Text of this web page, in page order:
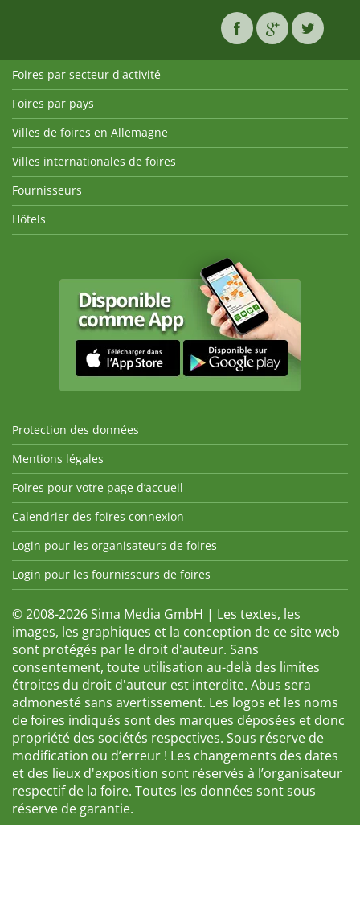
Foires par secteur d'activité
Foires par pays
Villes de foires en Allemagne
Villes internationales de foires
Fournisseurs
Hôtels
Protection des données
Mentions légales
Foires pour votre page d’accueil
Calendrier des foires connexion
Login pour les organisateurs de foires
Login pour les fournisseurs de foires
© 2008-2026 Sima Media GmbH | Les textes, les
images, les graphiques et la conception de ce site web
sont protégés par le droit d'auteur. Sans
consentement, toute utilisation au-delà des limites
étroites du droit d'auteur est interdite. Abus sera
admonesté sans avertissement. Les logos et les noms
de foires indiqués sont des marques déposées et donc
propriété des sociétés respectives. Sous réserve de
modification ou d’erreur ! Les changements des dates
et des lieux d'exposition sont réservés à l’organisateur
respectif de la foire. Toutes les données sont sous
réserve de garantie.